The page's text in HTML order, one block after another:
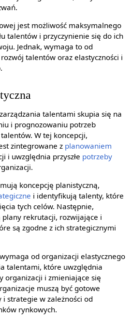
jest możliwość maksymalnego
talentów i przyczynienie się do ich
Jednak, wymaga to od
talentów oraz elastyczności i
talentami skupia się na
i prognozowaniu potrzeb
W tej koncepcji,
zintegrowane z planowaniem
i uwzględnia przyszłe potrzeby
koncepcję planistyczną,
i identyfikują talenty, które
tych celów. Następnie,
rekrutacji, rozwijające i
są zgodne z ich strategicznymi
od organizacji elastycznego
talentami, które uwzględnia
organizacji i zmieniające się
muszą być gotowe
strategie w zależności od
rynkowych.